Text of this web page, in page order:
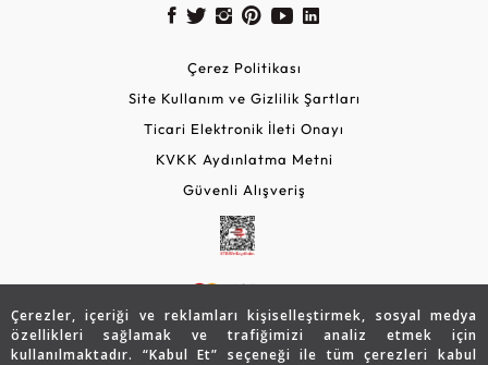
Çerezler, içeriği ve reklamları kişiselleştirmek, sosyal medya
özellikleri sağlamak ve trafiğimizi analiz etmek için
kullanılmaktadır. “Kabul Et” seçeneği ile tüm çerezleri kabul
Çerez Politikası
Site Kullanım ve Gizlilik Şartları
Ticari Elektronik İleti Onayı
KVKK Aydınlatma Metni
Güvenli Alışveriş